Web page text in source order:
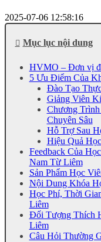
2025-07-06 12:58:16
Mục lục nội dung
HVMO – Đơn vị
5 Ưu Điểm Của
Đào Tạo
Giảng Viên
Chương
Chuyên Sâu
Hỗ Trợ Sau
Hiệu Quả
Feedback Của
Nam Từ Liêm
Sản Phẩm Học
Nội Dung Khóa
Học Phí, Thời
Liêm
Đối Tượng Thích
Liêm
Câu Hỏi Thường